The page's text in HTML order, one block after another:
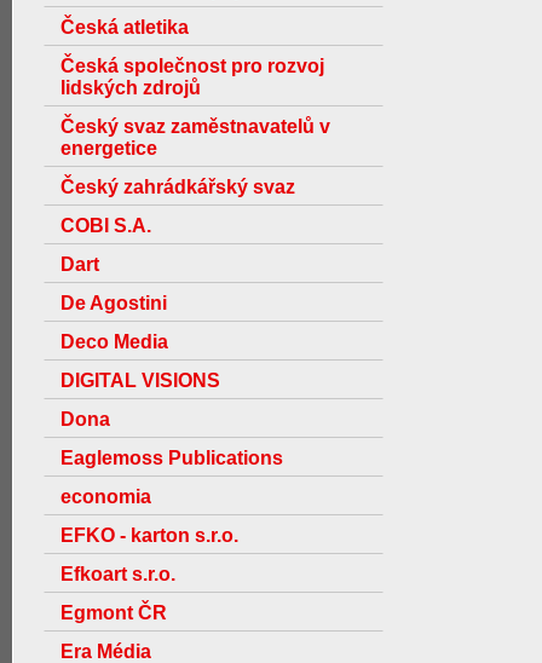
Česká atletika
Česká společnost pro rozvoj
lidských zdrojů
Český svaz zaměstnavatelů v
energetice
Český zahrádkářský svaz
COBI S.A.
Dart
De Agostini
Deco Media
DIGITAL VISIONS
Dona
Eaglemoss Publications
economia
EFKO - karton s.r.o.
Efkoart s.r.o.
Egmont ČR
Era Média